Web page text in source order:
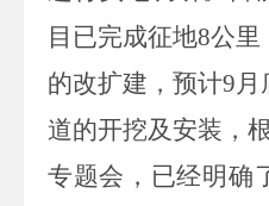
目已完成征地8公里
的改扩建，预计9月
道的开挖及安装，
专题会，已经明确